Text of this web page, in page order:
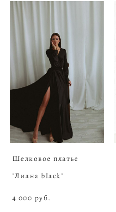
Шелковое платье
"Лиана black"
4 000 pуб.